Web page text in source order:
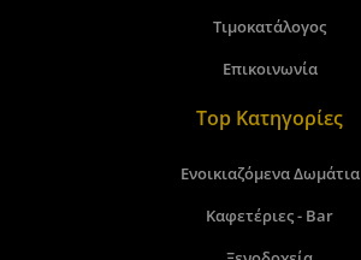
Τιμοκατάλογος
Επικοινωνία
Top Κατηγορίες
Ενοικιαζόμενα Δωμάτια
Καφετέριες - Bar